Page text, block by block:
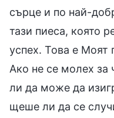
сърце и по най-
тази пиеса, която
успех. Това е Моят
Ако не се молех за
ли да може да
щеше ли да се